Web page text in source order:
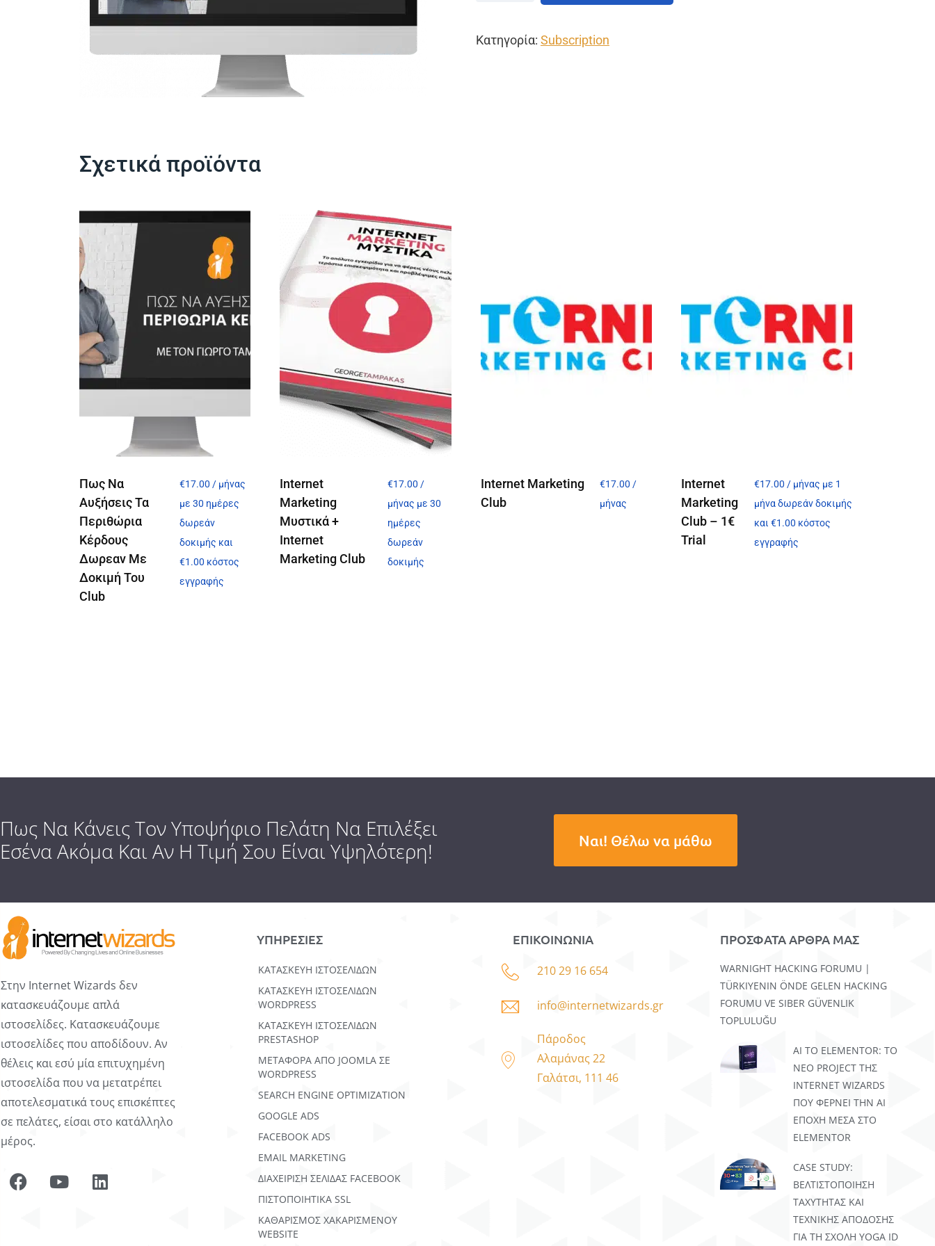
Κατηγορία: Subscription
Σχετικά προϊόντα
Πως Να
Αυξήσεις Τα
Περιθώρια
Κέρδους
Δωρεαν Με
Δοκιμή Του
Club
€17.00 / μήνας
με 30 ημέρες
δωρεάν
δοκιμής και
€1.00 κόστος
εγγραφής
Internet
Marketing
Μυστικά +
Internet
Marketing Club
€17.00 /
μήνας με 30
ημέρες
δωρεάν
δοκιμής
Internet Marketing
Club
€17.00 /
μήνας
Internet
Marketing
Club – 1€
Trial
€17.00 / μήνας με 1
μήνα δωρεάν δοκιμής
και€1.00 κόστος
εγγραφής
Πως Να Κάνεις Τον Υποψήφιο Πελάτη Να Επιλέξει
Εσένα Ακόμα Και Αν Η Τιμή Σου Είναι Υψηλότερη!
Ναι! Θέλω να μάθω
Στην Internet Wizards δεν
κατασκευάζουμε απλά
ιστοσελίδες. Κατασκευάζουμε
ιστοσελίδες που αποδίδουν. Αν
θέλεις και εσύ μία επιτυχημένη
ιστοσελίδα που να μετατρέπει
αποτελεσματικά τους επισκέπτες
σε πελάτες, είσαι στο κατάλληλο
μέρος.
ΥΠΗΡΕΣΙΕΣ
ΚΑΤΑΣΚΕΥΉ ΙΣΤΟΣΕΛΊΔΩΝ
KΑΤΑΣΚΕΥΉ IΣΤΟΣΕΛΊΔΩΝ
WORDPRESS
ΚΑΤΑΣΚΕΥΗ ΙΣΤΟΣΕΛΙΔΩΝ
PRESTASHOP
ΜΕΤΑΦΟΡΆ ΑΠΌ JOOMLA ΣΕ
WORDPRESS
SEARCH ENGINE OPTIMIZATION
GOOGLE ADS
FACEBOOK ADS
EMAIL MARKETING
ΔΙΑΧΕΙΡΙΣΗ ΣΕΛΙΔΑΣ FACEBOOK
ΠΙΣΤΟΠΟΙΗΤΙΚΑ SSL
ΚΑΘΑΡΙΣΜΟΣ ΧΑΚΑΡΙΣΜΕΝΟΥ
WEBSITE
ΕΠΙΚΟΙΝΩΝΙΑ
210 29 16 654
info@internetwizards.gr
Πάροδος
Αλαμάνας 22
Γαλάτσι, 111 46
ΠΡΟΣΦΑΤΑ ΑΡΘΡΑ ΜΑΣ
WARNIGHT HACKING FORUMU |
TÜRKIYENIN ÖNDE GELEN HACKING
FORUMU VE SIBER GÜVENLIK
TOPLULUĞU
AI TO ELEMENTOR: ΤΟ
ΝΈΟ PROJECT ΤΗΣ
INTERNET WIZARDS
ΠΟΥ ΦΈΡΝΕΙ ΤΗΝ AI
ΕΠΟΧΉ ΜΈΣΑ ΣΤΟ
ELEMENTOR
CASE STUDY:
ΒΕΛΤΙΣΤΟΠΟΊΗΣΗ
ΤΑΧΎΤΗΤΑΣ ΚΑΙ
ΤΕΧΝΙΚΉΣ ΑΠΌΔΟΣΗΣ
ΓΙΑ ΤΗ ΣΧΟΛΉ YOGA ID